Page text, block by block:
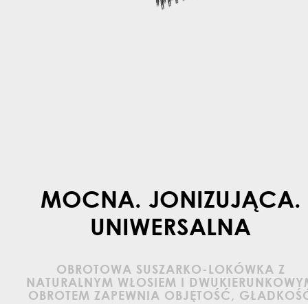
MOCNA. JONIZUJĄCA.
UNIWERSALNA
OBROTOWA SUSZARKO-LOKÓWKA Z
NATURALNYM WŁOSIEM I
OBROTEM ZAPEWNIA OBJĘTOŚĆ,